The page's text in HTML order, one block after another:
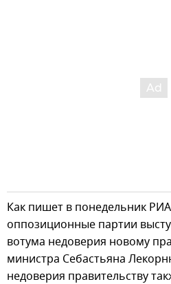
Как пишет в понедельник
оппозиционные партии
вотума недоверия новому
министра Себастьяна
недоверия правительству